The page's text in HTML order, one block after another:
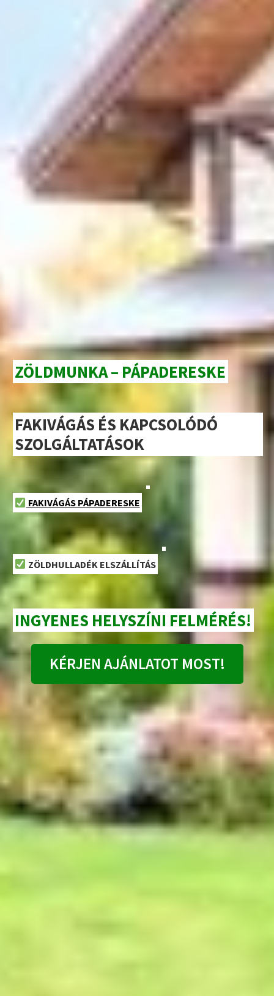
ZÖLDMUNKA – PÁPADERESKE
FAKIVÁGÁS ÉS KAPCSOLÓDÓ
SZOLGÁLTATÁSOK
FAKIVÁGÁS PÁPADERESKE
ZÖLDHULLADÉK ELSZÁLLÍTÁS
INGYENES HELYSZÍNI FELMÉRÉS!
KÉRJEN AJÁNLATOT MOST!